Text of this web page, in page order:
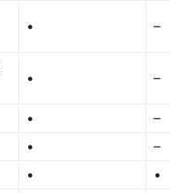
• –
• –
•
–
•
–
•
•